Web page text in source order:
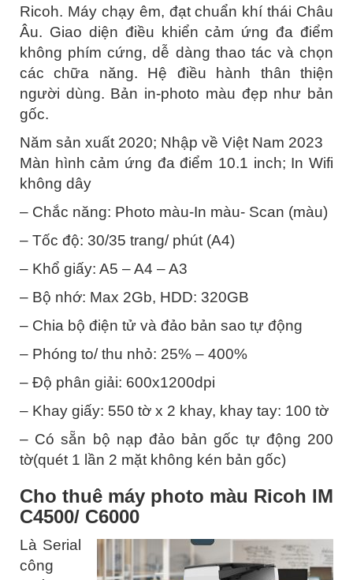
Ricoh. Máy chạy êm, đạt chuẩn khí thái Châu
Âu. Giao diện điều khiển cảm ứng đa điểm
không phím cứng, dễ dàng thao tác và chọn
các chữa năng. Hệ điều hành thân thiện
người dùng. Bản in-photo màu đẹp như bản
gốc.
Năm sản xuất 2020; Nhập về Việt Nam 2023
Màn hình cảm ứng đa điểm 10.1 inch; In Wifi
không dây
– Chắc năng: Photo màu-In màu- Scan (màu)
– Tốc độ: 30/35 trang/ phút (A4)
– Khổ giấy: A5 – A4 – A3
– Bộ nhớ: Max 2Gb, HDD: 320GB
– Chia bộ điện tử và đảo bản sao tự động
– Phóng to/ thu nhỏ: 25% – 400%
– Độ phân giải: 600x1200dpi
– Khay giấy: 550 tờ x 2 khay, khay tay: 100 tờ
– Có sẵn bộ nạp đảo bản gốc tự động 200
tờ(quét 1 lần 2 mặt không kén bản gốc)
Cho thuê máy photo màu Ricoh IM
C4500/ C6000
Là Serial
công